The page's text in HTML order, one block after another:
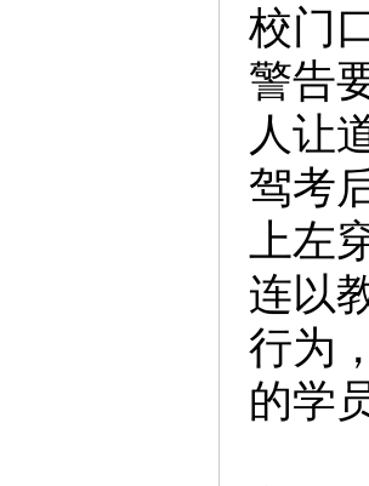
校门
警告
人让
驾考
上左
连以
行为
的学